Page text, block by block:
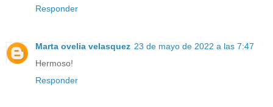
Responder
Marta ovelia velasquez 23 de mayo de 2022 a las 7:47
Hermoso!
Responder